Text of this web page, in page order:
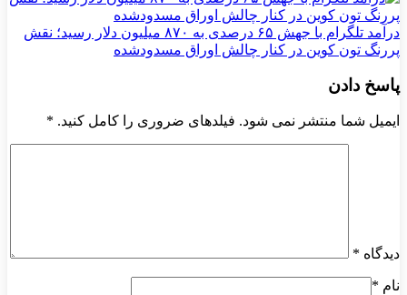
درآمد تلگرام با جهش ۶۵ درصدی به ۸۷۰ میلیون دلار رسید؛ نقش
پررنگ تون کوین در کنار چالش اوراق مسدودشده
پاسخ دادن
ایمیل شما منتشر نمی شود. فیلدهای ضروری را کامل کنید. *
دیدگاه *
نام *